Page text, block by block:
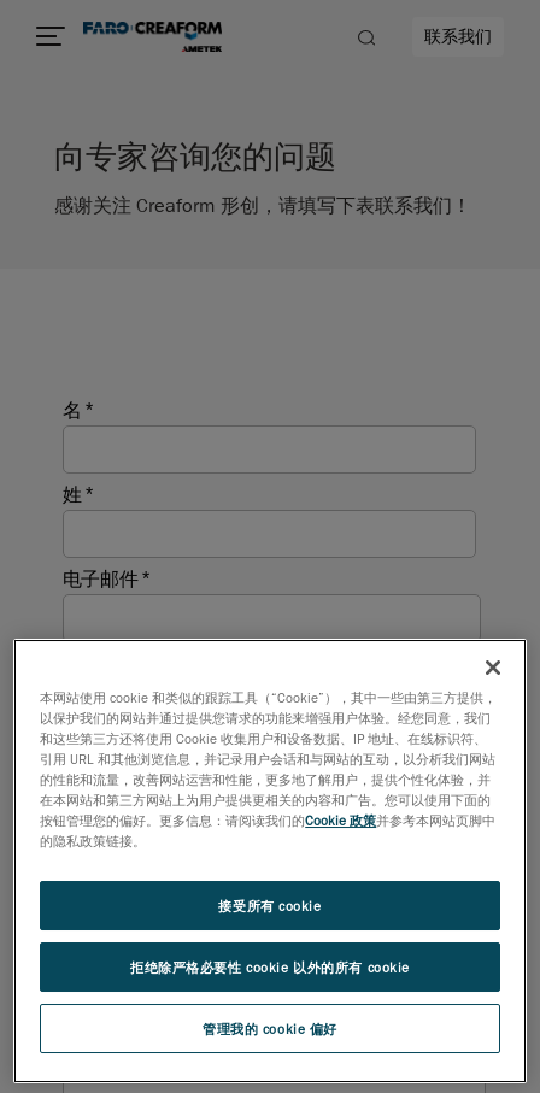
联系我们
向专家咨询您的问题
感谢关注 Creaform 形创，请填写下表联系我们！
本网站使用 cookie 和类似的跟踪工具（“Cookie”），其中一些由第三方提供，
以保护我们的网站并通过提供您请求的功能来增强用户体验。经您同意，我们
和这些第三方还将使用 Cookie 收集用户和设备数据、IP 地址、在线标识符、
引用 URL 和其他浏览信息，并记录用户会话和与网站的互动，以分析我们网站
的性能和流量，改善网站运营和性能，更多地了解用户，提供个性化体验，并
在本网站和第三方网站上为用户提供更相关的内容和广告。您可以使用下面的
按钮管理您的偏好。更多信息：请阅读我们的Cookie 政策并参考本网站页脚中
的隐私政策链接。
管理我的 cookie 偏好
拒绝除严格必要性 cookie 以外的所有 cookie
接受所有 cookie